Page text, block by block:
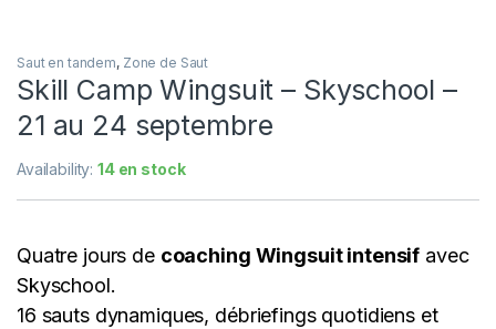
Saut en tandem, Zone de Saut
Skill Camp Wingsuit – Skyschool –
21 au 24 septembre
Availability:14 en stock
Quatre jours de coaching Wingsuit intensif avec
Skyschool.
16 sauts dynamiques, débriefings quotidiens et